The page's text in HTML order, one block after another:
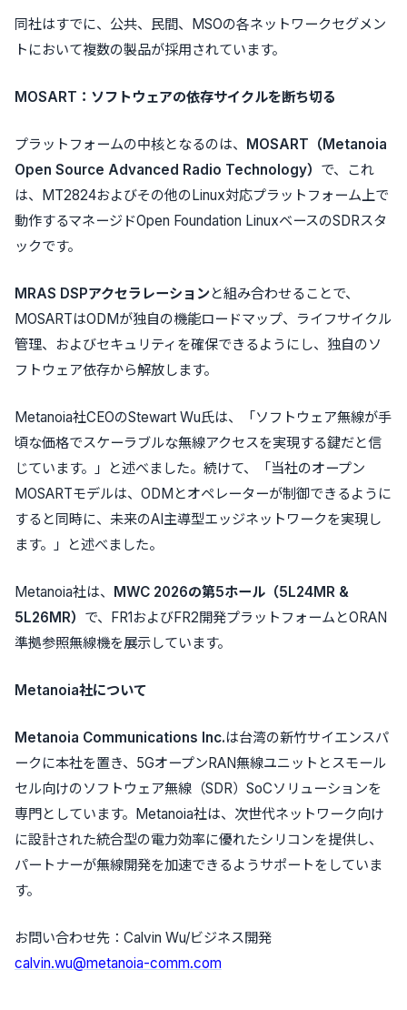
同社はすでに、公共、民間、MSOの各ネットワークセグメン
トにおいて複数の製品が採用されています。
MOSART：ソフトウェアの依存サイクルを断ち切る
プラットフォームの中核となるのは、
MOSART（Metanoia
Open Source Advanced Radio Technology） で、これ
は、MT2824およびその他のLinux対応プラットフォーム上で
動作するマネージドOpen Foundation LinuxベースのSDRスタ
ックです。
MRAS DSPアクセラレーションと組み合わせることで、
MOSARTはODMが独自の機能ロードマップ、ライフサイクル
管理、およびセキュリティを確保できるようにし、独自のソ
フトウェア依存から解放します。
Metanoia社CEOのStewart Wu氏は、「ソフトウェア無線が手
頃な価格でスケーラブルな無線アクセスを実現する鍵だと信
じています。」と述べました。続けて、「当社のオープン
MOSARTモデルは、ODMとオペレーターが制御できるように
すると同時に、未来のAI主導型エッジネットワークを実現し
ます。」と述べました。
Metanoia社は、
MWC 2026の第5ホール（5L24MR &
5L26MR） で、FR1およびFR2開発プラットフォームとORAN
準拠参照無線機を展示しています。
Metanoia社について
Metanoia Communications Inc.は台湾の新竹サイエンスパ
ークに本社を置き、5GオープンRAN無線ユニットとスモール
セル向けのソフトウェア無線（SDR）SoCソリューションを
専門としています。Metanoia社は、次世代ネットワーク向け
に設計された統合型の電力効率に優れたシリコンを提供し、
パートナーが無線開発を加速できるようサポートをしていま
す。
お問い合わせ先：Calvin Wu/ビジネス開発
calvin.wu@metanoia-comm.com